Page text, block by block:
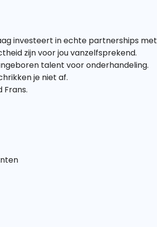
investeert in echte partnerships met
zijn voor jou vanzelfsprekend.
talent voor onderhandeling.
je niet af.